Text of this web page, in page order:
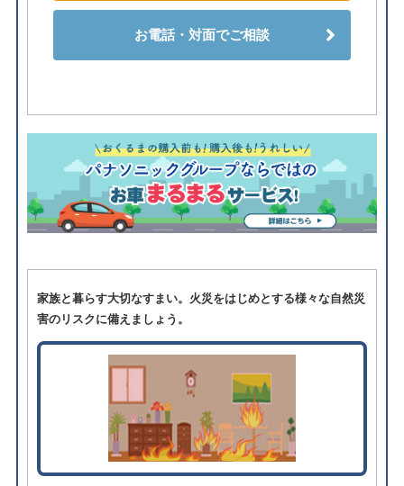
お電話・対面でご相談
家族と暮らす大切なすまい。火災をはじめとする様々な自然災
害のリスクに備えましょう。